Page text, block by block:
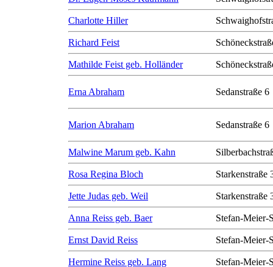
Charlotte Hiller
Richard Feist
Mathilde Feist geb. Holländer
Erna Abraham Sedanstraße 6
Marion Abraham Sedanstraße 6
Malwine Marum geb. Kahn
Rosa Regina Bloch Starkenstraße
Jette Judas geb. Weil Starkenstraße
Anna Reiss geb. Baer Stefan-Meier-
Ernst David Reiss Stefan-Meier-
Hermine Reiss geb. Lang Stefan-Meier-